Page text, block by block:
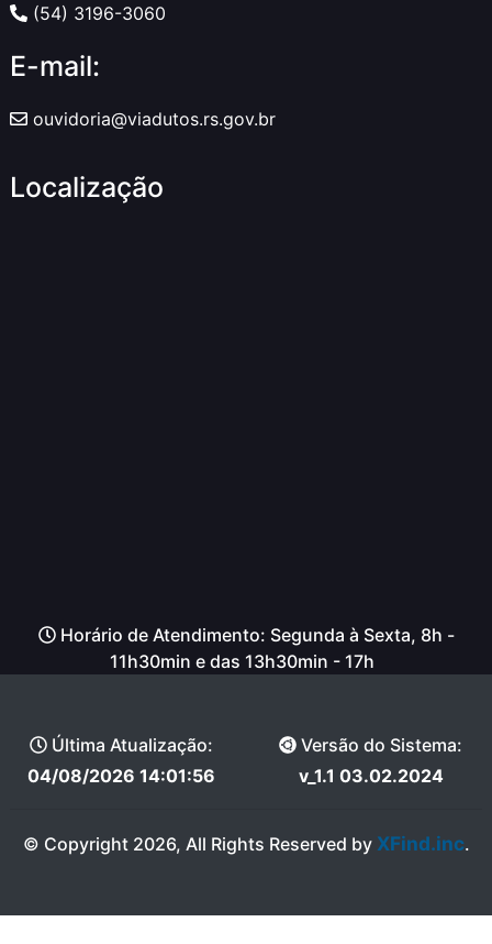
(54) 3196-3060
E-mail:
ouvidoria@viadutos.rs.gov.br
Localização
Horário de Atendimento: Segunda à Sexta, 8h -
11h30min e das 13h30min - 17h
Última Atualização:
04/08/2026 14:01:56
Versão do Sistema:
v_1.1 03.02.2024
© Copyright 2026, All Rights Reserved by XFind.inc.